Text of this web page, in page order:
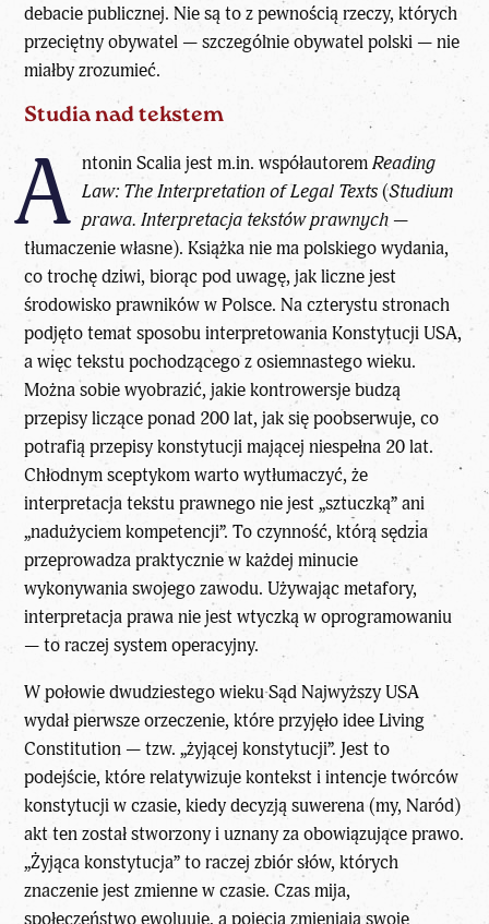
debacie publicznej. Nie są to z pewnością rzeczy, których
przeciętny obywatel — szczególnie obywatel polski — nie
miałby zrozumieć.
Studia nad tekstem
A ntonin Scalia jest m.in. współautoremReading
Law: The Interpretation of Legal Texts(Studium
prawa. Interpretacja tekstów prawnych—
tłumaczenie własne). Książka nie ma polskiego wydania,
co trochę dziwi, biorąc pod uwagę, jak liczne jest
środowisko prawników w Polsce. Na czterystu stronach
podjęto temat sposobu interpretowania Konstytucji USA,
a więc tekstu pochodzącego z osiemnastego wieku.
Można sobie wyobrazić, jakie kontrowersje budzą
przepisy liczące ponad 200 lat, jak się poobserwuje, co
potrafią przepisy konstytucji mającej niespełna 20 lat.
Chłodnym sceptykom warto wytłumaczyć, że
interpretacja tekstu prawnego nie jest „sztuczką” ani
„nadużyciem kompetencji”. To czynność, którą sędzia
przeprowadza praktycznie w każdej minucie
wykonywania swojego zawodu. Używając metafory,
interpretacja prawa nie jest wtyczką w oprogramowaniu
— to raczej system operacyjny.
W połowie dwudziestego wieku Sąd Najwyższy USA
wydał pierwsze orzeczenie, które przyjęło idee Living
Constitution — tzw. „żyjącej konstytucji”. Jest to
podejście, które relatywizuje kontekst i intencje twórców
konstytucji w czasie, kiedy decyzją suwerena (my, Naród)
akt ten został stworzony i uznany za obowiązujące prawo.
„Żyjąca konstytucja” to raczej zbiór słów, których
znaczenie jest zmienne w czasie. Czas mija,
społeczeństwo ewoluuje, a pojęcia zmieniają swoje